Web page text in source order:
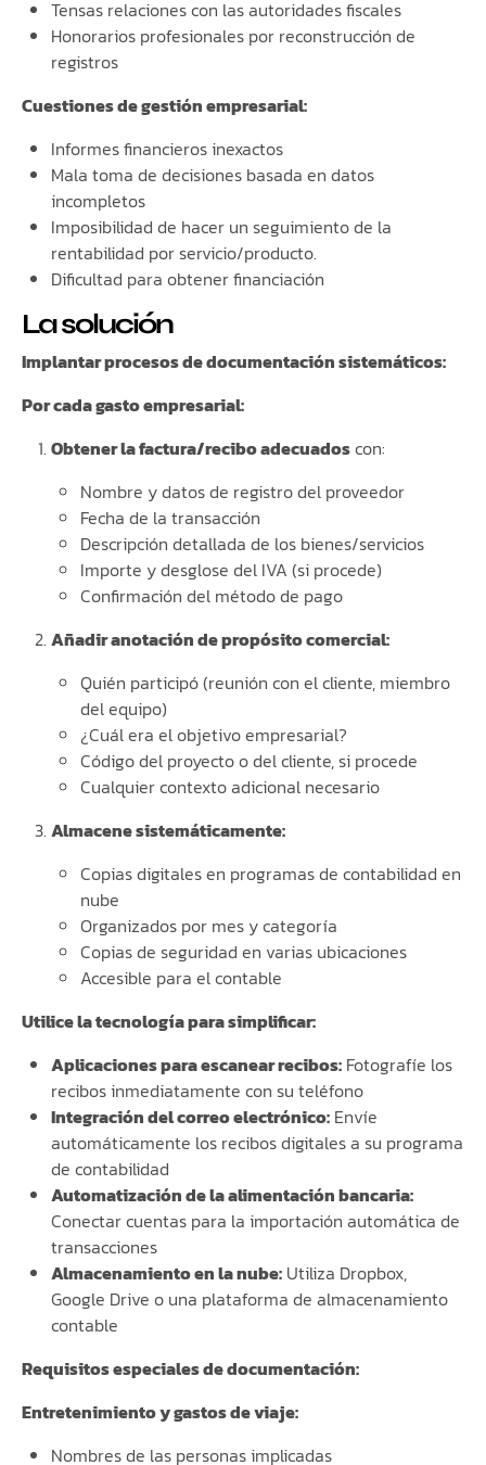
Tensas relaciones con las autoridades fiscales
Honorarios profesionales por reconstrucción de
registros
Cuestiones de gestión empresarial:
Informes financieros inexactos
Mala toma de decisiones basada en datos
incompletos
Imposibilidad de hacer un seguimiento de la
rentabilidad por servicio/producto.
Dificultad para obtener financiación
La solución
Implantar procesos de documentación sistemáticos:
Por cada gasto empresarial:
Obtener la factura/recibo adecuadoscon:
Nombre y datos de registro del proveedor
Fecha de la transacción
Descripción detallada de los bienes/servicios
Importe y desglose del IVA (si procede)
Confirmación del método de pago
Añadir anotación de propósito comercial:
Quién participó (reunión con el cliente, miembro
del equipo)
¿Cuál era el objetivo empresarial?
Código del proyecto o del cliente, si procede
Cualquier contexto adicional necesario
Almacene sistemáticamente:
Copias digitales en programas de contabilidad en
nube
Organizados por mes y categoría
Copias de seguridad en varias ubicaciones
Accesible para el contable
Utilice la tecnología para simplificar:
Aplicaciones para escanear recibos: Fotografíe los
recibos inmediatamente con su teléfono
Integración del correo electrónico: Envíe
automáticamente los recibos digitales a su programa
de contabilidad
Automatización de la alimentación bancaria:
Conectar cuentas para la importación automática de
transacciones
Almacenamiento en la nube: Utiliza Dropbox,
Google Drive o una plataforma de almacenamiento
contable
Requisitos especiales de documentación:
Entretenimiento y gastos de viaje:
Nombres de las personas implicadas